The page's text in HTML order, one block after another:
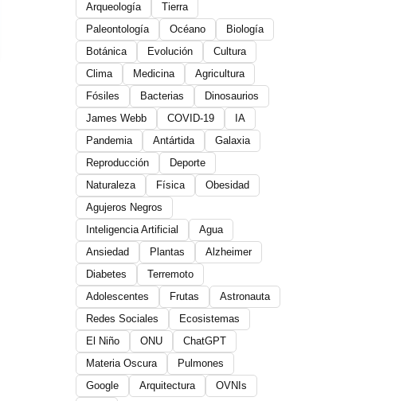
Arqueología
Tierra
Paleontología
Océano
Biología
Botánica
Evolución
Cultura
Clima
Medicina
Agricultura
Fósiles
Bacterias
Dinosaurios
James Webb
COVID-19
IA
Pandemia
Antártida
Galaxia
Reproducción
Deporte
Naturaleza
Física
Obesidad
Agujeros Negros
Inteligencia Artificial
Agua
Ansiedad
Plantas
Alzheimer
Diabetes
Terremoto
Adolescentes
Frutas
Astronauta
Redes Sociales
Ecosistemas
El Niño
ONU
ChatGPT
Materia Oscura
Pulmones
Google
Arquitectura
OVNIs